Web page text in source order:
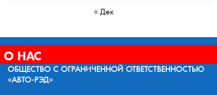
« Дек
О НАС
ОБЩЕСТВО С ОГРАНИЧЕННОЙ ОТВЕТСТВЕННОСТЬЮ
«АВТО-РЭД»